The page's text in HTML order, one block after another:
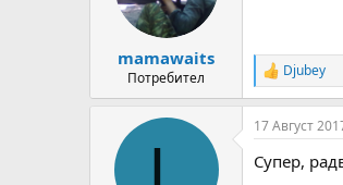
:
mamawaits
Потребител
R
e
a
c
i
Djubey
L
17 Август
Супер,